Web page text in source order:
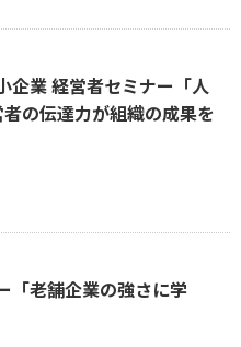
企業 経営者セミナー「人
の伝達力が組織の成果を
「老舗企業の強さに学